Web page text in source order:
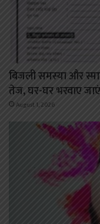
बिजली समस्या और
तेज, घर-घर भरवाए
August 1, 2026